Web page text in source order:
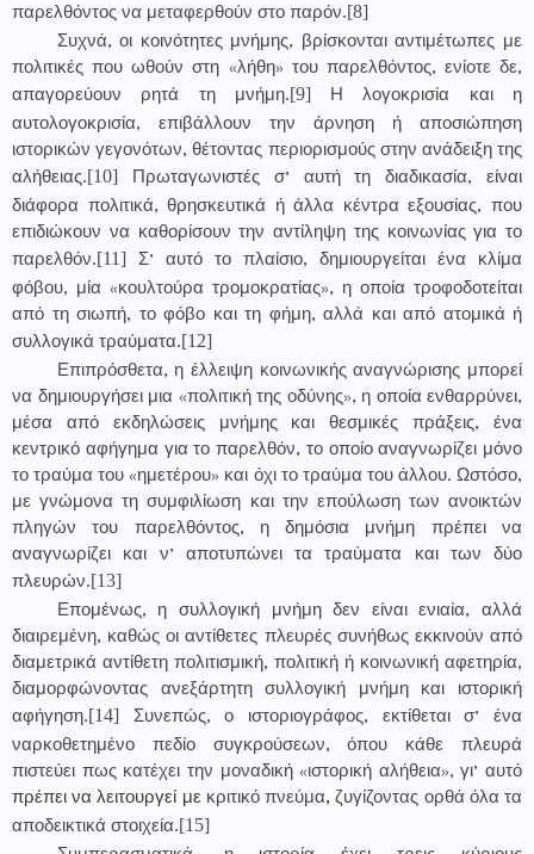
παρελθόντος να μεταφερθούν στο παρόν.[8]
Συχνά, οι κοινότητες μνήμης, βρίσκονται αντιμέτωπες με
πολιτικές που ωθούν στη «λήθη» του παρελθόντος, ενίοτε δε,
απαγορεύουν ρητά τη μνήμη.[9] Η λογοκρισία και η
αυτολογοκρισία, επιβάλλουν την άρνηση ή αποσιώπηση
ιστορικών γεγονότων, θέτοντας περιορισμούς στην ανάδειξη της
αλήθειας.[10] Πρωταγωνιστές σ’ αυτή τη διαδικασία, είναι
διάφορα πολιτικά, θρησκευτικά ή άλλα κέντρα εξουσίας, που
επιδιώκουν να καθορίσουν την αντίληψη της κοινωνίας για το
παρελθόν.[11] Σ’ αυτό το πλαίσιο, δημιουργείται ένα κλίμα
φόβου, μία «κουλτούρα τρομοκρατίας», η οποία τροφοδοτείται
από τη σιωπή, το φόβο και τη φήμη, αλλά και από ατομικά ή
συλλογικά τραύματα.[12]
Επιπρόσθετα, η έλλειψη κοινωνικής αναγνώρισης μπορεί
να δημιουργήσει μια «πολιτική της οδύνης», η οποία ενθαρρύνει,
μέσα από εκδηλώσεις μνήμης και θεσμικές πράξεις, ένα
κεντρικό αφήγημα για το παρελθόν, το οποίο αναγνωρίζει μόνο
το τραύμα του «ημετέρου» και όχι το τραύμα του άλλου. Ωστόσο,
με γνώμονα τη συμφιλίωση και την επούλωση των ανοικτών
πληγών του παρελθόντος, η δημόσια μνήμη πρέπει να
αναγνωρίζει και ν’ αποτυπώνει τα τραύματα και των δύο
πλευρών.[13]
Επομένως, η συλλογική μνήμη δεν είναι ενιαία, αλλά
διαιρεμένη, καθώς οι αντίθετες πλευρές συνήθως εκκινούν από
διαμετρικά αντίθετη πολιτισμική, πολιτική ή κοινωνική αφετηρία,
διαμορφώνοντας ανεξάρτητη συλλογική μνήμη και ιστορική
αφήγηση.[14] Συνεπώς, ο ιστοριογράφος, εκτίθεται σ’ ένα
ναρκοθετημένο πεδίο συγκρούσεων, όπου κάθε πλευρά
πιστεύει πως κατέχει την μοναδική «ιστορική αλήθεια», γι’ αυτό
πρέπει να λειτουργεί με κριτικό πνεύμα,ζυγίζοντας ορθά όλα τα
αποδεικτικά στοιχεία.[15]